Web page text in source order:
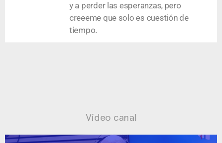
y a perder las esperanzas, pero
creeeme que solo es cuestión de
tiempo.
Vídeo canal